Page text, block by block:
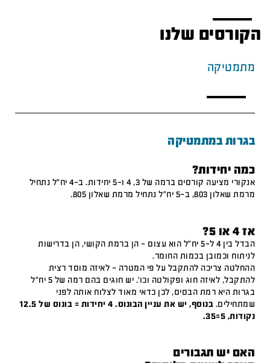
הקורסים שלנו
מתמטיקה
בגרות במתמטיקה
כמה יחידות?
אנקורי מציעה קורסים ברמה של 3, 4 ו-5 יחידות. ב-4 יח"ל נתחיל
מרמת שאלון 803, ב-5 יח"ל נתחיל מרמת שאלון 805.
אז 4 או 5?
הבדל בין 4 ל-5 יח"ל הוא עצום – הן ברמת הקושי, הן בדרישות
לניתוח וכמובן בכמות החומר.
ההחלטה צריכה להתקבל על פי המטרה – לאיזה מוסד רצית
להתקבל, לאיזה חוג ופקולטה וכו'. יש חוגים בהם רמה של 5 יח"ל
בגרות היא רמת הבסיס, לכן כדאי מאוד לצלוח אותה לפני
שמתחילים.
בנוסף, יש את עניין הבונוס. 4 יחידות = בונוס של 12.5
נקודות, 5=35.
האם יש תגבורים